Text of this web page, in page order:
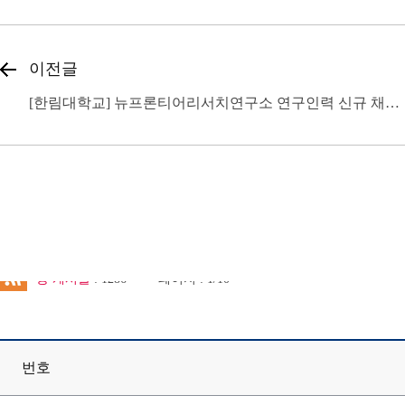
이전글
[한림대학교] 뉴프론티어리서치연구소 연구인력 신규 채용 공고(~5.31 18:00까지)
총 게시물 : 1286 페이지 : 1/10
번호